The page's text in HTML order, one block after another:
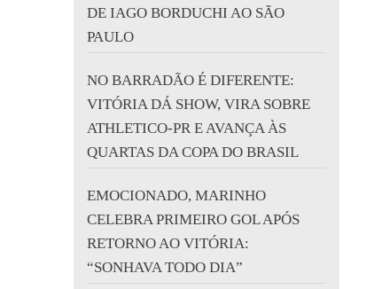
DE IAGO BORDUCHI AO SÃO
PAULO
NO BARRADÃO É DIFERENTE:
VITÓRIA DÁ SHOW, VIRA SOBRE
ATHLETICO-PR E AVANÇA ÀS
QUARTAS DA COPA DO BRASIL
EMOCIONADO, MARINHO
CELEBRA PRIMEIRO GOL APÓS
RETORNO AO VITÓRIA:
“SONHAVA TODO DIA”